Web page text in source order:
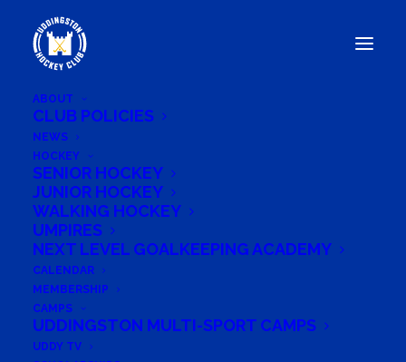
ABOUT
CLUB POLICIES
NEWS
HOCKEY
SENIOR HOCKEY
JUNIOR HOCKEY
WALKING HOCKEY
UMPIRES
NEXT LEVEL GOALKEEPING ACADEMY
CALENDAR
MEMBERSHIP
CAMPS
UDDINGSTON MULTI-SPORT CAMPS
UDDY TV
August
M T W T F S
S
3
4 5
6
7
8
9